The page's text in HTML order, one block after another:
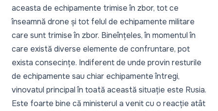
aceasta de echipamente trimise în zbor, tot ce
înseamnă drone și tot felul de echipamente militare
care sunt trimise în zbor. Bineînțeles, în momentul în
care există diverse elemente de confruntare, pot
exista consecințe. Indiferent de unde provin resturile
de echipamente sau chiar echipamente întregi,
vinovatul principal în toată această situație este Rusia.
Este foarte bine că ministerul a venit cu o reacție atât